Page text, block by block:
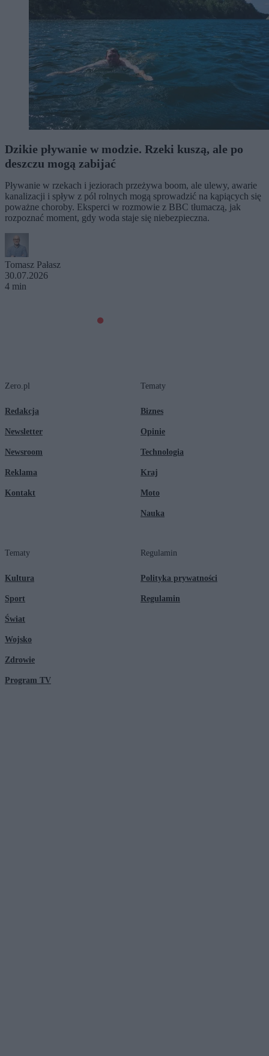
Dzikie pływanie w modzie. Rzeki kuszą, ale po
deszczu mogą zabijać
Pływanie w rzekach i jeziorach przeżywa boom, ale ulewy, awarie
kanalizacji i spływ z pól rolnych mogą sprowadzić na kąpiących się
poważne choroby. Eksperci w rozmowie z BBC tłumaczą, jak
rozpoznać moment, gdy woda staje się niebezpieczna.
Tomasz Pałasz
30.07.2026
4 min
Zero.pl
Redakcja
Newsletter
Newsroom
Reklama
Kontakt
Tematy
Biznes
Opinie
Technologia
Kraj
Moto
Nauka
Tematy
Kultura
Sport
Świat
Wojsko
Zdrowie
Program TV
Regulamin
Polityka prywatności
Regulamin